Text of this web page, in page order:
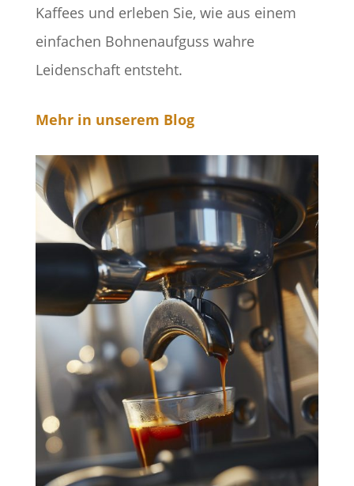
Kaffees und erleben Sie, wie aus einem
einfachen Bohnenaufguss wahre
Leidenschaft entsteht.
Mehr in unserem Blog